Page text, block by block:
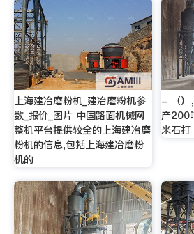
上海建冶磨粉机_建冶磨粉机参
数_报价_图片 中国路面机械网
整机平台提供较全的上海建冶磨
粉机的信息,包括上海建冶磨粉
机的
- （）
产200
米石打